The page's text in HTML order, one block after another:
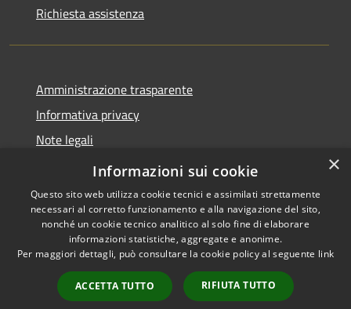
Richiesta assistenza
Amministrazione trasparente
Informativa privacy
Note legali
Dichiarazione di accessibilità
Accessibilità
Copyright © 2026 • Comune di
Santo Stefano del Sole •
Powered byMunicipium
Accesso redazione
×
Informazioni sui cookie
Questo sito web utilizza cookie tecnici e assimilati strettamente
necessari al corretto funzionamento e alla navigazione del sito,
nonché un cookie tecnico analitico al solo fine di elaborare
informazioni statistiche, aggregate e anonime.
Per maggiori dettagli, può consultare la cookie policy al seguente link
ACCETTA TUTTO RIFIUTA TUTTO